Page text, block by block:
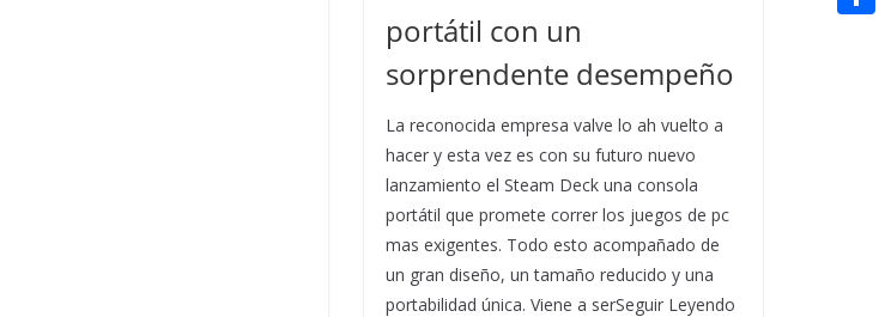
portátil con un
sorprendente desempeño
La reconocida empresa valve lo ah vuelto a
hacer y esta vez es con su futuro nuevo
lanzamiento el Steam Deck una consola
portátil que promete correr los juegos de pc
mas exigentes. Todo esto acompañado de
un gran diseño, un tamaño reducido y una
portabilidad única. Viene a serSeguir Leyendo
n
a